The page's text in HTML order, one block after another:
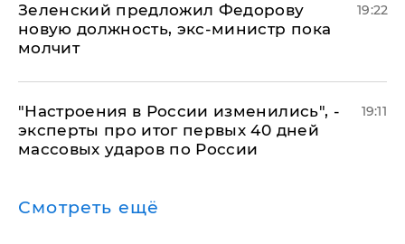
Зеленский предложил Федорову
новую должность, экс-министр пока
молчит
19:22
"Настроения в России изменились", -
эксперты про итог первых 40 дней
массовых ударов по России
19:11
Смотреть ещё